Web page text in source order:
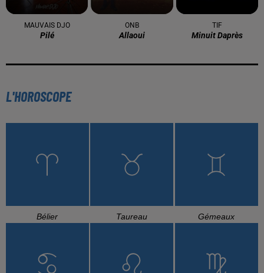
MAUVAIS DJO
Pilé
ONB
Allaoui
TIF
Minuit Daprès
L'HOROSCOPE
Bélier Taureau Gémeaux